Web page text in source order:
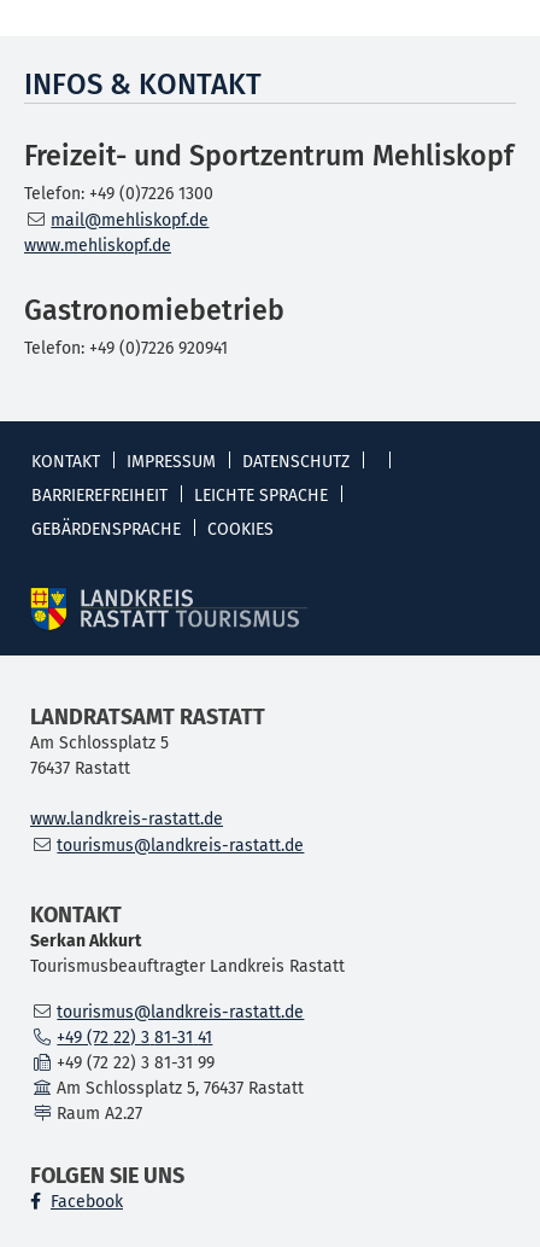
INFOS & KONTAKT
Freizeit- und Sportzentrum Mehliskopf
Telefon: +49 (0)7226 1300
mail@mehliskopf.de
www.mehliskopf.de
Gastronomiebetrieb
Telefon: +49 (0)7226 920941
KONTAKT IMPRESSUM
DATENSCHUTZ
BARRIEREFREIHEIT
LEICHTE SPRACHE
GEBÄRDENSPRACHE
COOKIES
LANDRATSAMT RASTATT
Am Schlossplatz 5
76437 Rastatt
www.landkreis-rastatt.de
tourismus@landkreis-rastatt.de
KONTAKT
SerkanAkkurt
Tourismusbeauftragter Landkreis Rastatt
tourismus@landkreis-rastatt.de
+49 (72 22) 3 81-31 41
+49 (72 22) 3 81-31 99
Am Schlossplatz 5, 76437 Rastatt
Raum A2.27
FOLGEN SIE UNS
Facebook